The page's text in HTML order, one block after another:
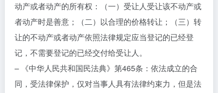
动产或者动产的所有权：（一）受让人受让该不动产或
者动产时是善意；（二）以合理的价格转让；（三）转
让的不动产或者动产依照法律规定应当登记的已经登
记，不需要登记的已经交付给受让人。
– 《中华人民共和国民法典》第465条：依法成立的合
同，受法律保护，仅对当事人具有法律约束力，但是法